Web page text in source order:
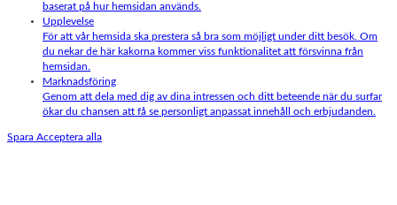
baserat på hur hemsidan används.
Upplevelse
För att vår hemsida ska prestera så bra som möjligt under ditt besök. Om
du nekar de här kakorna kommer viss funktionalitet att försvinna från
hemsidan.
Marknadsföring
Genom att dela med dig av dina intressen och ditt beteende när du surfar
ökar du chansen att få se personligt anpassat innehåll och erbjudanden.
Spara Acceptera alla